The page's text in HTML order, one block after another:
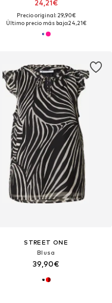
24,21€
Precio original: 29,90€
Último precio más bajo:24,21€
STREET ONE
Blusa
39,90€